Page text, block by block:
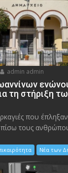
admin admin
τη στήριξη
που έπληξαν
τους
Νέα των